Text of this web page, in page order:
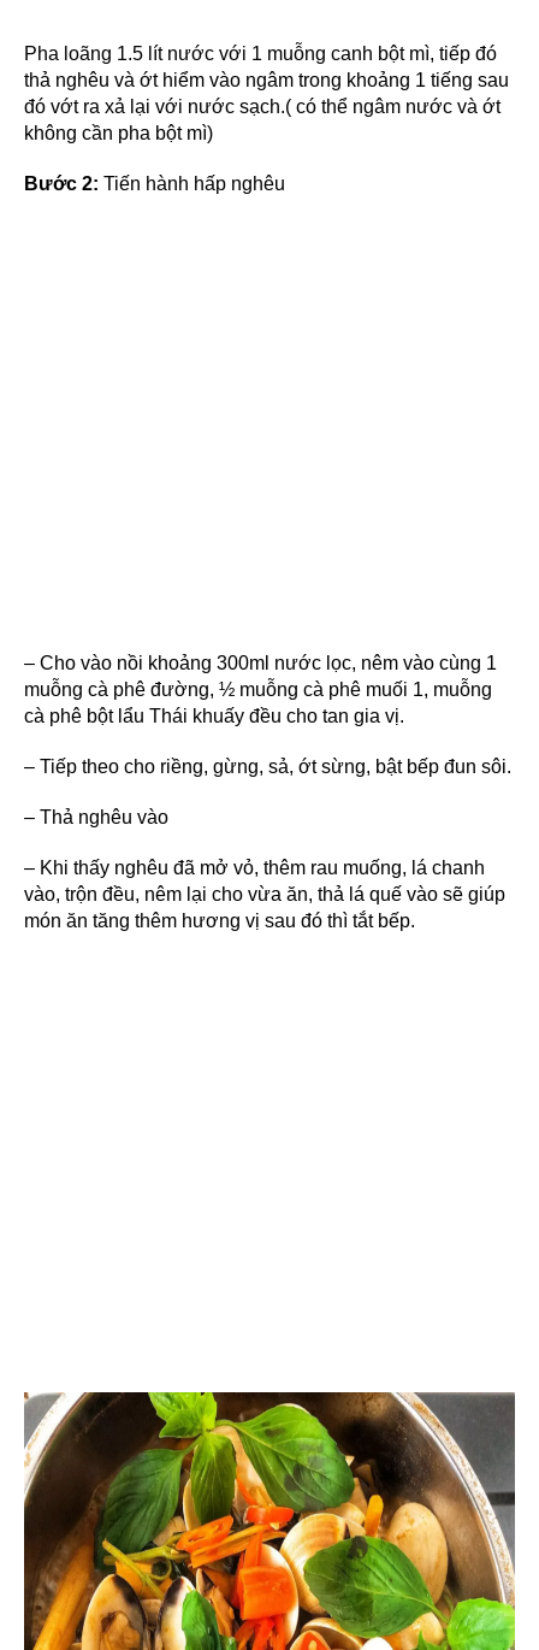
Pha loãng 1.5 lít nước với 1 muỗng canh bột mì, tiếp đó
thả nghêu và ớt hiểm vào ngâm trong khoảng 1 tiếng sau
đó vớt ra xả lại với nước sạch.( có thể ngâm nước và ớt
không cần pha bột mì)
Bước 2: Tiến hành hấp nghêu
– Cho vào nồi khoảng 300ml nước lọc, nêm vào cùng 1
muỗng cà phê đường, ½ muỗng cà phê muối 1, muỗng
cà phê bột lẩu Thái khuấy đều cho tan gia vị.
– Tiếp theo cho riềng, gừng, sả, ớt sừng, bật bếp đun sôi.
– Thả nghêu vào
– Khi thấy nghêu đã mở vỏ, thêm rau muống, lá chanh
vào, trộn đều, nêm lại cho vừa ăn, thả lá quế vào sẽ giúp
món ăn tăng thêm hương vị sau đó thì tắt bếp.